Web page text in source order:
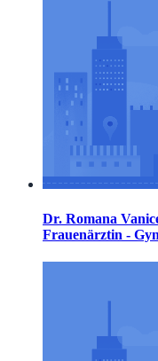
Dr. Romana
Frauenärztin -